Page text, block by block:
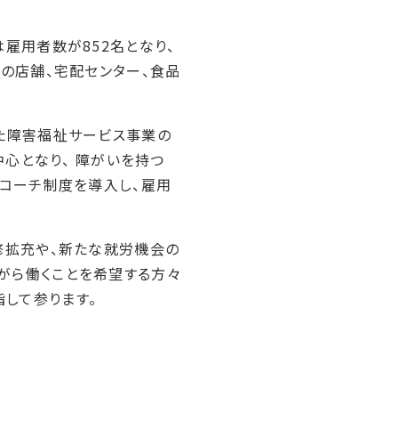
用者数が852名となり、
舗、宅配センター、食品
障害福祉サービス事業の
となり、 障がいを持つ
ーチ制度を導入し、雇用
充や、新たな就労機会の
働くことを希望する方々
て参ります。